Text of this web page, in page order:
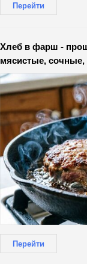
Перейти
Хлеб в фарш -
мясистые,
Перейти